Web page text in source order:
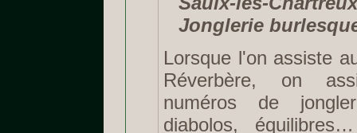
Jonglerie
Lorsque l'on assiste
Réverbère, on
numéros de
diabolos,